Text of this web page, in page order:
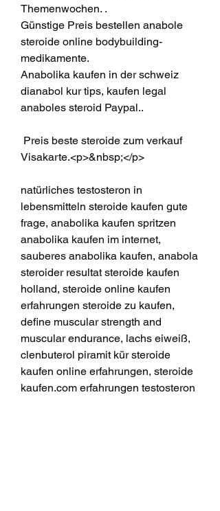
Themenwochen. .
Günstige Preis bestellen anabole
steroide online bodybuilding-
medikamente.
Anabolika kaufen in der schweiz
dianabol kur tips, kaufen legal
anaboles steroid Paypal..
Visakarte.<p>&nbsp;</p>
natürliches testosteron in
lebensmitteln steroide kaufen gute
frage, anabolika kaufen spritzen
anabolika kaufen im internet,
sauberes anabolika kaufen, anabola
steroider resultat steroide kaufen
holland, steroide online kaufen
erfahrungen steroide zu kaufen,
define muscular strength and
muscular endurance, lachs eiweiß,
clenbuterol piramit kür steroide
kaufen online erfahrungen, steroide
kaufen.com erfahrungen testosteron